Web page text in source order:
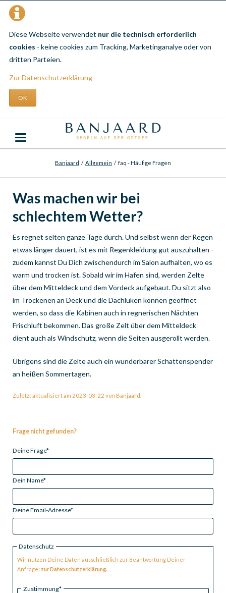
Diese Webseite verwendet nur die technisch erforderlich
cookies - keine cookies zum Tracking, Marketinganalye oder von
dritten Parteien.
Zur Datenschutzerklärung
OK
Banjaard Allgemein faq - Häufige Fragen
Was machen wir bei
schlechtem Wetter?
Es regnet selten ganze Tage durch. Und selbst wenn der Regen
etwas länger dauert, ist es mit Regenkleidung gut auszuhalten -
zudem kannst Du Dich zwischendurch im Salon aufhalten, wo es
warm und trocken ist. Sobald wir im Hafen sind, werden Zelte
über dem Mitteldeck und dem Vordeck aufgebaut. Du sitzt also
im Trockenen an Deck und die Dachluken können geöffnet
werden, so dass die Kabinen auch in regnerischen Nächten
Frischluft bekommen. Das große Zelt über dem Mitteldeck
dient auch als Windschutz, wenn die Seiten ausgerollt werden.
Übrigens sind die Zelte auch ein wunderbarer Schattenspender
an heißen Sommertagen.
Zuletzt aktualisiert am 2023-03-22 von Banjaard.
Frage nicht gefunden?
Pflichtfeld
Deine Frage*
Pflichtfeld
Dein Name*
Pflichtfeld
Deine Email-Adresse*
Datenschutz
Wir nutzen Deine Daten ausschließlich zur Beantwortung Deiner
Anfrage: zur Datenschutzerklärung.
Pflichtfeld
Zustimmung*